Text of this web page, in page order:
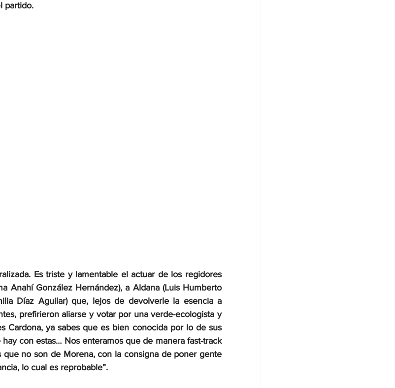
partido.
Es triste y lamentable el actuar de los regidores
Anahí González Hernández), a Aldana (Luis Humberto
Díaz Aguilar) que, lejos de devolverle la esencia a
prefirieron aliarse y votar por una verde-ecologista y
Cardona, ya sabes que es bien conocida por lo de sus
con estas… Nos enteramos que de manera fast-track
no son de Morena, con la consigna de poner gente
lo cual es reprobable”.